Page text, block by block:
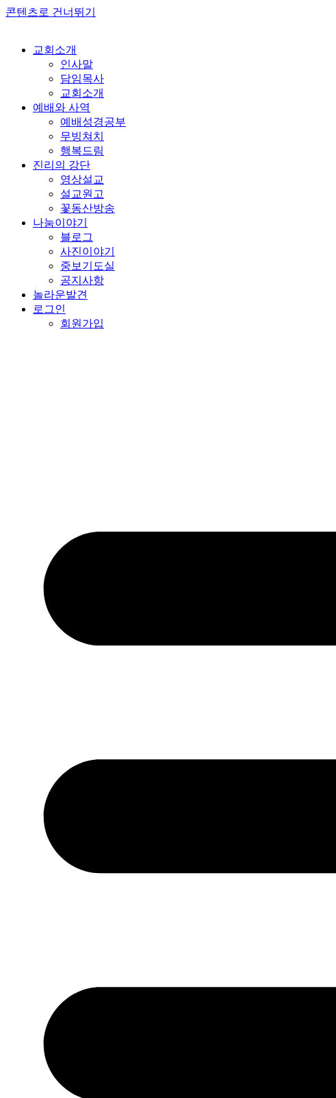
콘텐츠로 건너뛰기
교회소개
인사말
담임목사
교회소개
예배와 사역
예배성경공부
무빙쳐치
행복드림
진리의 강단
영상설교
설교원고
꽃동산방송
나눔이야기
블로그
사진이야기
중보기도실
공지사항
놀라운발견
로그인
회원가입